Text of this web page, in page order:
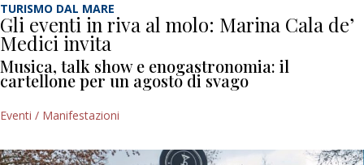
TURISMO DAL MARE
Gli eventi in riva al molo: Marina Cala de’
Medici invita
Musica, talk show e enogastronomia: il
cartellone per un agosto di svago
Eventi / Manifestazioni